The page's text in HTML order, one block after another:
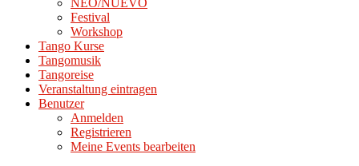
NEO/NUEVO
Festival
Workshop
Tango Kurse
Tangomusik
Tangoreise
Veranstaltung eintragen
Benutzer
Anmelden
Registrieren
Meine Events bearbeiten